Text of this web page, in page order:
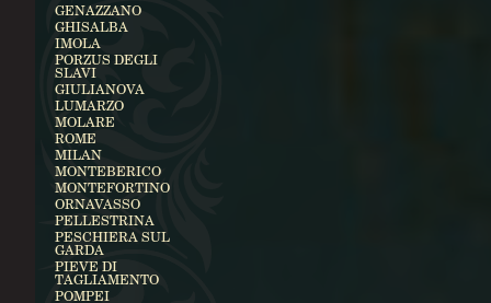
GENAZZANO
GHISALBA
IMOLA
PORZUS DEGLI
SLAVI
GIULIANOVA
LUMARZO
MOLARE
ROME
MILAN
MONTEBERICO
MONTEFORTINO
ORNAVASSO
PELLESTRINA
PESCHIERA SUL
GARDA
PIEVE DI
TAGLIAMENTO
POMPEI